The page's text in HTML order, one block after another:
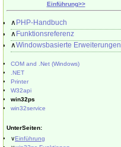
Einführung>>
∧ PHP-Handbuch
∧ Funktionsreferenz
∧Windowsbasierte Erweiterungen
COM and .Net (Windows)
.NET
Printer
W32api
win32ps
win32service
UnterSeiten:
∨Einführung